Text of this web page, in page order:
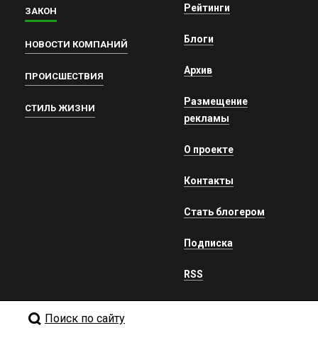
ЗАКОН
НОВОСТИ КОМПАНИЙ
ПРОИСШЕСТВИЯ
СТИЛЬ ЖИЗНИ
Рейтинги
Блоги
Архив
Размещение
рекламы
О проекте
Контакты
Стать блогером
Подписка
RSS
Поиск по сайту